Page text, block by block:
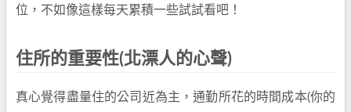
位，不如像這樣每天累積一些試試看吧！
住所的重要性(北漂人的心聲)
真心覺得盡量住的公司近為主，通勤所花的時間成本(你的